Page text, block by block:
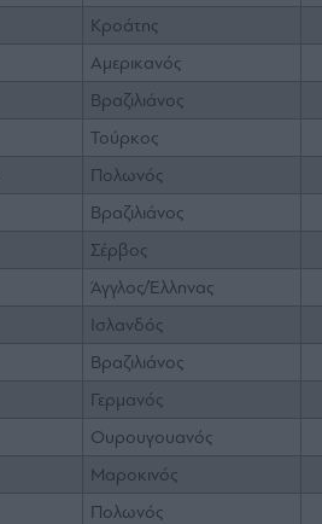
Κροάτης
Αμερικανός
Βραζιλιάνος
Τούρκος
Πολωνός
Βραζιλιάνος
Σέρβος
Άγγλος/Έλληνας
Ισλανδός
Βραζιλιάνος
Γερμανός
Ουρουγουανός
Μαροκινός
Πολωνός